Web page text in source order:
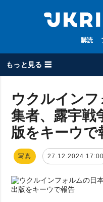
購読
もっと見る ☰
全てのトピック
戦争
政治
経済・復興
防衛
ウクルイン
集者、露宇戦
版をキーウで
写真 27.12.2024 17:00